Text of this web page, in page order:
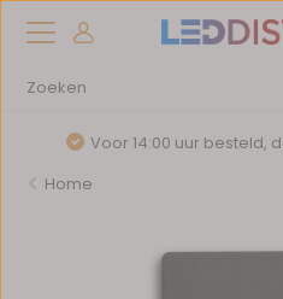
Voor 14:00 uur besteld,
Home